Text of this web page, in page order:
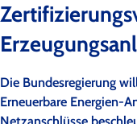
Die Bundesregierung
Erneuerbare Energien-
Netzanschlüsse